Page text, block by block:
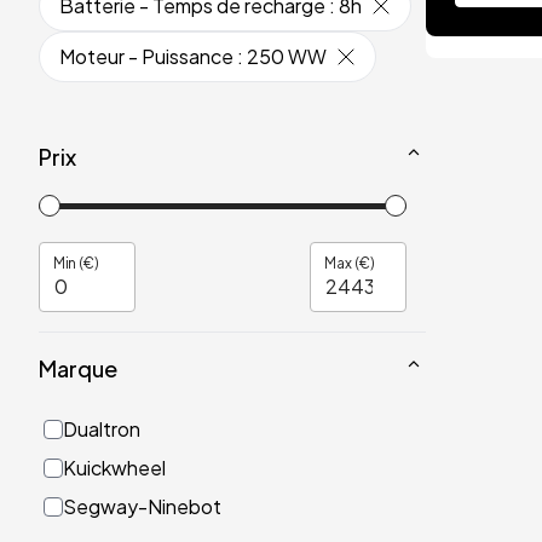
Batterie - Temps de recharge : 8h
Moteur - Puissance : 250 WW
Prix
Min (€) Max (€)
Marque
Dualtron
Kuickwheel
Segway-Ninebot